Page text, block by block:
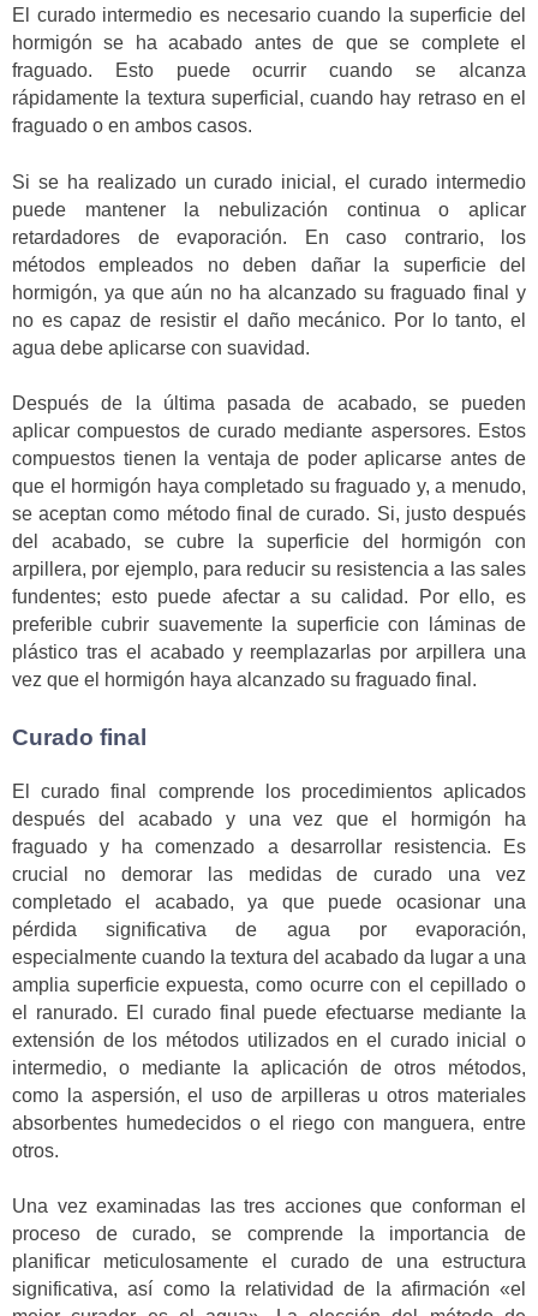
El curado intermedio es necesario cuando la superficie del
hormigón se ha acabado antes de que se complete el
fraguado. Esto puede ocurrir cuando se alcanza
rápidamente la textura superficial, cuando hay retraso en el
fraguado o en ambos casos.
Si se ha realizado un curado inicial, el curado intermedio
puede mantener la nebulización continua o aplicar
retardadores de evaporación. En caso contrario, los
métodos empleados no deben dañar la superficie del
hormigón, ya que aún no ha alcanzado su fraguado final y
no es capaz de resistir el daño mecánico. Por lo tanto, el
agua debe aplicarse con suavidad.
Después de la última pasada de acabado, se pueden
aplicar compuestos de curado mediante aspersores. Estos
compuestos tienen la ventaja de poder aplicarse antes de
que el hormigón haya completado su fraguado y, a menudo,
se aceptan como método final de curado. Si, justo después
del acabado, se cubre la superficie del hormigón con
arpillera, por ejemplo, para reducir su resistencia a las sales
fundentes; esto puede afectar a su calidad. Por ello, es
preferible cubrir suavemente la superficie con láminas de
plástico tras el acabado y reemplazarlas por arpillera una
vez que el hormigón haya alcanzado su fraguado final.
Curado final
El curado final comprende los procedimientos aplicados
después del acabado y una vez que el hormigón ha
fraguado y ha comenzado a desarrollar resistencia. Es
crucial no demorar las medidas de curado una vez
completado el acabado, ya que puede ocasionar una
pérdida significativa de agua por evaporación,
especialmente cuando la textura del acabado da lugar a una
amplia superficie expuesta, como ocurre con el cepillado o
el ranurado. El curado final puede efectuarse mediante la
extensión de los métodos utilizados en el curado inicial o
intermedio, o mediante la aplicación de otros métodos,
como la aspersión, el uso de arpilleras u otros materiales
absorbentes humedecidos o el riego con manguera, entre
otros.
Una vez examinadas las tres acciones que conforman el
proceso de curado, se comprende la importancia de
planificar meticulosamente el curado de una estructura
significativa, así como la relatividad de la afirmación «el